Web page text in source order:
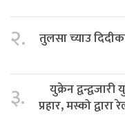
२. तुलसा च्याउ
३.
युक्रेन
प्रहार, मस्को